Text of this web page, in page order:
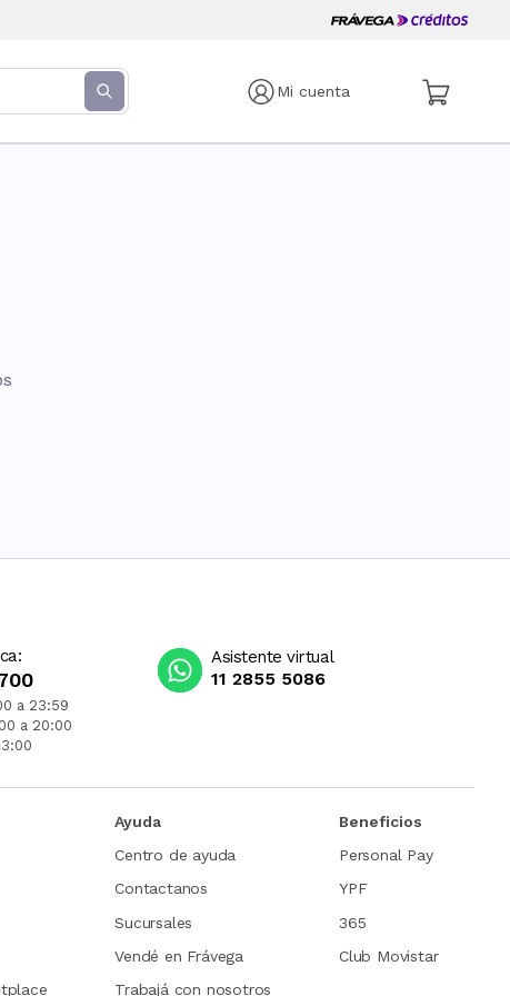
Mi cuenta
a 23:59
a 20:00
Asistente virtual
11 2855 5086
Ayuda
Centro de ayuda
Contactanos
Sucursales
Vendé en Frávega
Trabajá con nosotros
Beneficios
Personal Pay
YPF
365
Club Movistar